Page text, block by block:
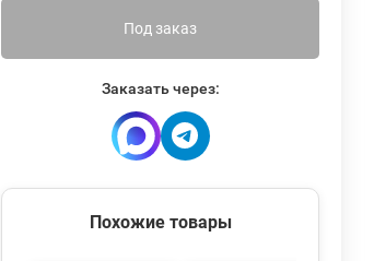
Под заказ
Заказать через:
Похожие товары